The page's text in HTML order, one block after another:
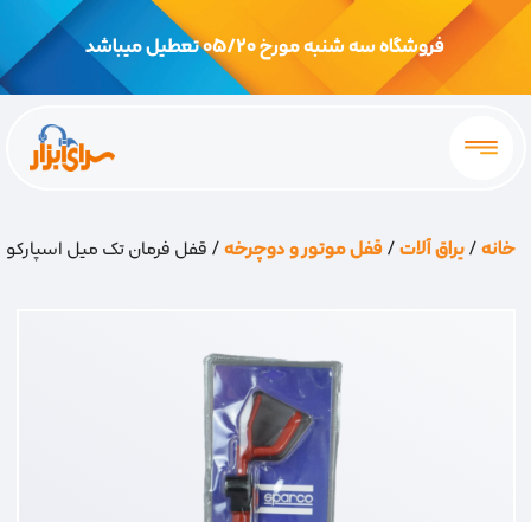
فروشگاه سه شنبه مورخ 05/20 تعطیل میباشد
خانه/یراق آلات/قفل موتور و دوچرخه/ قفل فرمان تک میل اسپارکو